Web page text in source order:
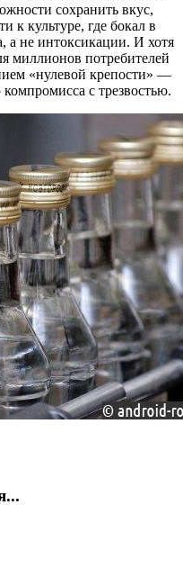
сохранить вкус,
к культуре, где бокал в
а не интоксикации. И хотя
миллионов потребителей
«нулевой крепости» —
с трезвостью.